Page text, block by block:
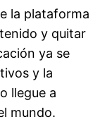
la plataforma
y quitar
ya se
y la
llegue a
mundo.